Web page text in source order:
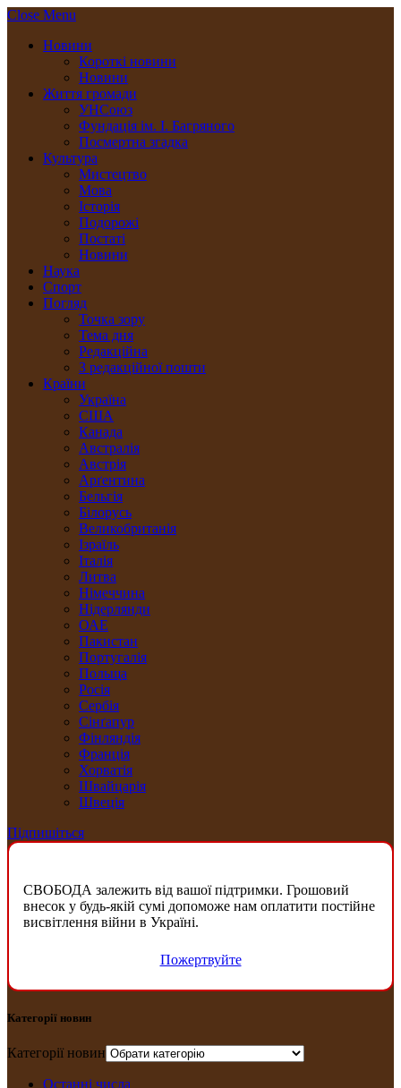
Close Menu
Новини
Короткі новини
Новини
Життя громади
УНСоюз
Фундація ім. І. Багряного
Посмертна згадка
Культура
Мистецтво
Мова
Історія
Подорожі
Постаті
Новини
Наука
Спорт
Погляд
Точка зору
Тема дня
Редакційна
З редакційної пошти
Країни
Україна
США
Канада
Австралія
Австрія
Арґентина
Бельгія
Білорусь
Великобританія
Ізраїль
Італія
Литва
Німеччина
Нідерлянди
ОАЕ
Пакистан
Португалія
Польща
Росія
Сербія
Сінґапур
Фінляндія
Франція
Хорватія
Швайцарія
Швеція
Підпишіться
СВОБОДА залежить від вашої підтримки. Грошовий
внесок у будь-якій сумі допоможе нам оплатити постійне
висвітлення війни в Україні.
Пожертвуйте
Категорії новин
Категорії новин
Останні числа